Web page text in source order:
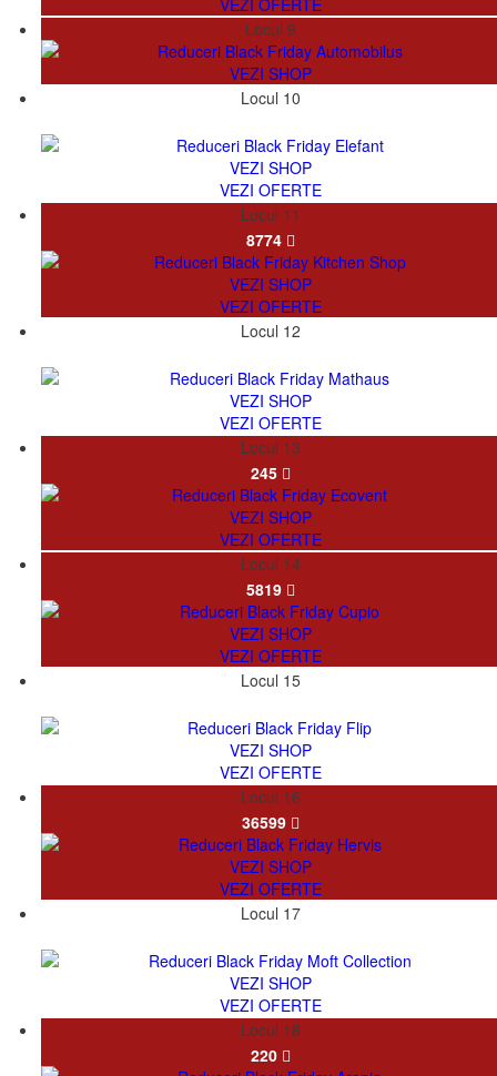
VEZI OFERTE
Locul 9
VEZI SHOP
Locul 10
VEZI SHOP
VEZI OFERTE
Locul 11
8774
VEZI SHOP
VEZI OFERTE
Locul 12
VEZI SHOP
VEZI OFERTE
Locul 13
245
VEZI SHOP
VEZI OFERTE
Locul 14
5819
VEZI SHOP
VEZI OFERTE
Locul 15
VEZI SHOP
VEZI OFERTE
Locul 16
36599
VEZI SHOP
VEZI OFERTE
Locul 17
VEZI SHOP
VEZI OFERTE
Locul 18
220